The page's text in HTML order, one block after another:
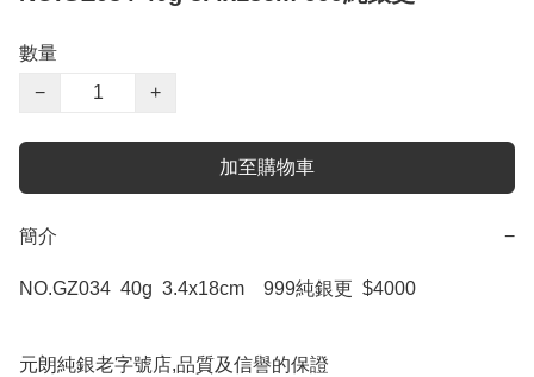
數量
−
+
加至購物車
簡介 −
NO.GZ034  40g  3.4x18cm    999純銀更  $4000
元朗純銀老字號店,品質及信譽的保證